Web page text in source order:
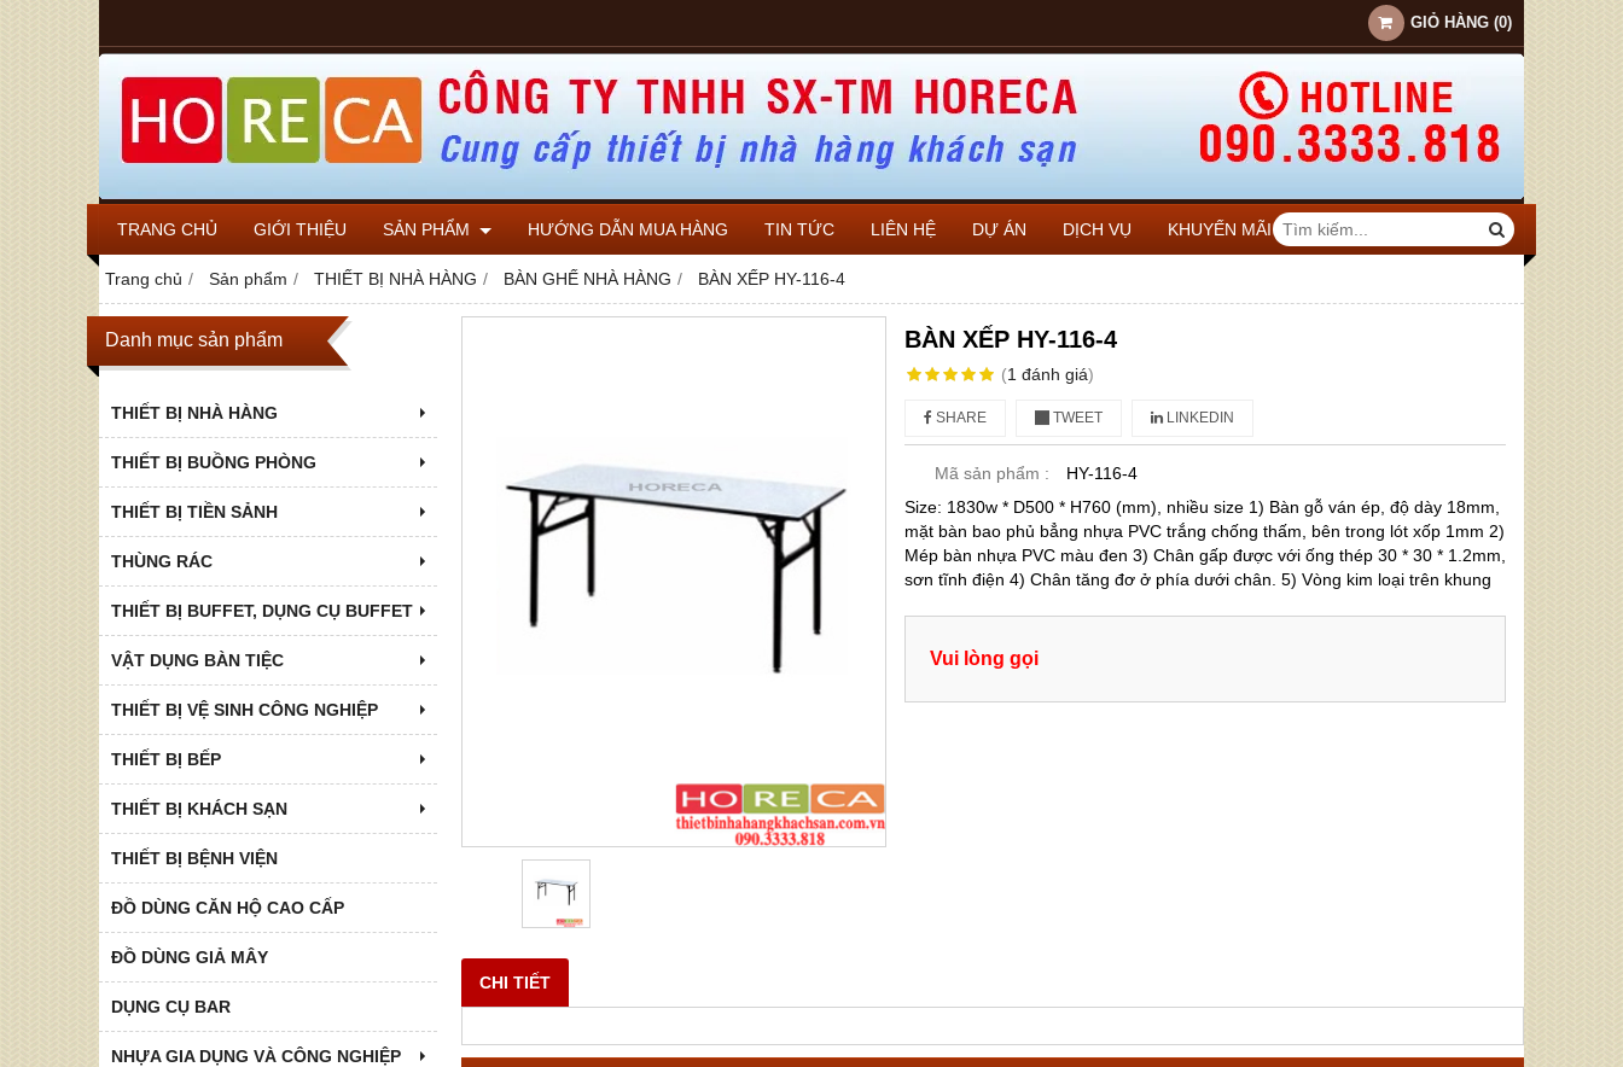
GIỎ HÀNG (0)
TRANG CHỦ GIỚI THIỆU SẢN PHẨM HƯỚNG DẪN MUA HÀNG TIN TỨC LIÊN HỆ DỰ ÁN DỊCH VỤ KHUYẾN MÃI
Trang chủ Sản phẩm THIẾT BỊ NHÀ HÀNG BÀN GHẾ NHÀ HÀNG BÀN XẾP HY-116-4
Danh mục sản phẩm
THIẾT BỊ NHÀ HÀNG
THIẾT BỊ BUỒNG PHÒNG
THIẾT BỊ TIỀN SẢNH
THÙNG RÁC
THIẾT BỊ BUFFET, DỤNG CỤ BUFFET
VẬT DỤNG BÀN TIỆC
THIẾT BỊ VỆ SINH CÔNG NGHIỆP
THIẾT BỊ BẾP
THIẾT BỊ KHÁCH SẠN
THIẾT BỊ BỆNH VIỆN
ĐỒ DÙNG CĂN HỘ CAO CẤP
ĐỒ DÙNG GIẢ MÂY
DỤNG CỤ BAR
NHỰA GIA DỤNG VÀ CÔNG NGHIỆP
BÀN XẾP HY-116-4
(1 đánh giá)
SHARE TWEET LINKEDIN
Mã sản phẩm :
HY-116-4
Size: 1830w * D500 * H760 (mm), nhiều size 1) Bàn gỗ ván ép, độ dày 18mm,
mặt bàn bao phủ bẳng nhựa PVC trắng chống thấm, bên trong lót xốp 1mm 2)
Mép bàn nhựa PVC màu đen 3) Chân gấp được với ống thép 30 * 30 * 1.2mm,
sơn tĩnh điện 4) Chân tăng đơ ở phía dưới chân. 5) Vòng kim loại trên khung
Vui lòng gọi
CHI TIẾT